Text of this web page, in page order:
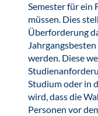
Semester für ein
müssen. Dies
Überforderung
werden. Diese
Studium oder in
wird, dass die
Personen vor